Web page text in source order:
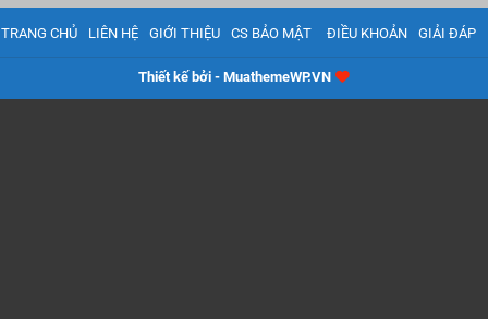
TRANG CHỦ LIÊN HỆ GIỚI THIỆU CS BẢO MẬT ĐIỀU KHOẢN GIẢI ĐÁP
Thiết kế bởi - MuathemeWP.VN